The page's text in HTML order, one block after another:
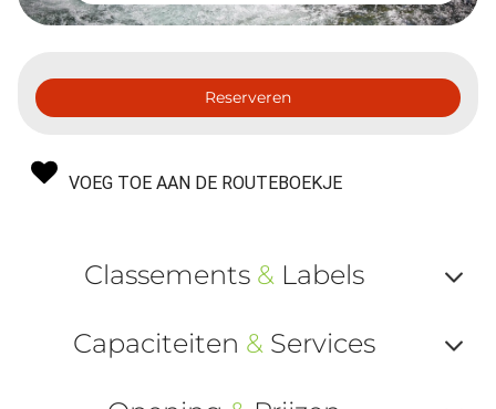
Reserveren
VOEG TOE AAN DE ROUTEBOEKJE
Classements &Labels
ou
Capaciteiten &Services